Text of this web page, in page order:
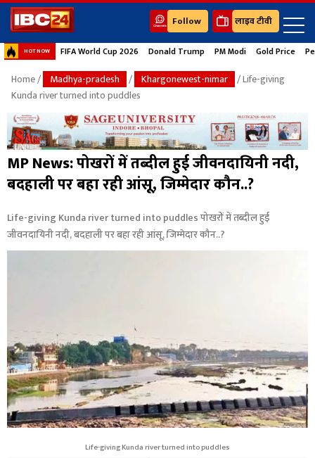
Follow लाइव टीवी
HOT NOW FIFA World Cup 2026 Donald Trump PM Modi Gold Price
Home/ Madhya-pradesh / Khargonewest-nimar / Life-giving
Kunda river turned into puddles
MP News: पोखरों में तब्दील हुई जीवनदायिनी नदी,
बदहाली पर बहा रही आंसू, जिम्मेदार कौन..?
Life-giving Kunda river turned into puddles पोखरों में तब्दील हुई
जीवनदायिनी नदी, बदहाली पर बहा रही आंसू, जिम्मेदार कौन..?
Life-giving Kunda river turned into puddles